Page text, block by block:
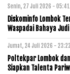
Senin, 27 Juli 2026 - 05:41
Diskominfo Lombok
Waspadai Bahaya
Jumat, 24 Juli 2026 - 23:22
Poltekpar Lombok
Siapkan Talenta